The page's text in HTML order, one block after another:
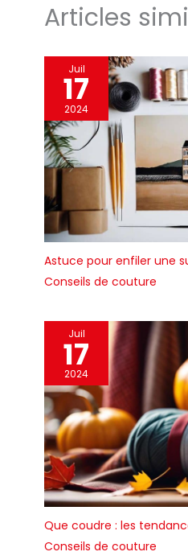
Articles
Juil
17
2024
Astuce pour enfiler une
Conseils de couture
Juil
17
2024
Que coudre : les
Conseils de couture